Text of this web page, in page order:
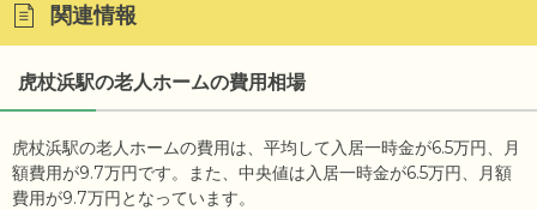
関連情報
虎杖浜駅の老人ホームの費用相場
虎杖浜駅の老人ホームの費用は、平均して入居一時金が6.5万円、月
額費用が9.7万円です。また、中央値は入居一時金が6.5万円、月額
費用が9.7万円となっています。